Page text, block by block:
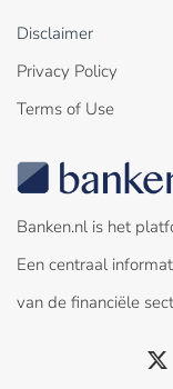
Disclaimer
Privacy Policy
Terms of Use
Banken.nl is het
Een centraal
van de financiële